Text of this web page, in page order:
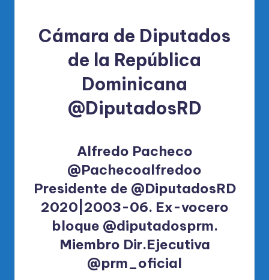
Cámara de Diputados
de la República
Dominicana
@DiputadosRD
Alfredo Pacheco
@Pachecoalfredoo
Presidente de @DiputadosRD
2020|2003-06. Ex-vocero
bloque @diputadosprm.
Miembro Dir.Ejecutiva
@prm_oficial